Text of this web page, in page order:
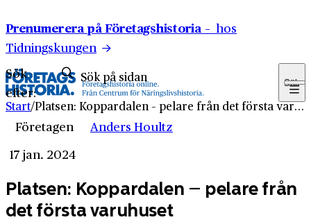
Prenumerera på Företagshistoria – hos
Tidningskungen
Sök
efter:
Sök
Start/ Platsen: Koppardalen – pelare från det första varuhuset
Företagen
Anders Houltz
17 jan. 2024
Platsen: Koppardalen – pelare från
det första varuhuset